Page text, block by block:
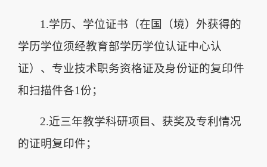
1.学历、学位证书（在国（境）外获得的
学历学位须经教育部学历学位认证中心认
证）、专业技术职务资格证及身份证的复印件
和扫描件各1份；
2.近三年教学科研项目、获奖及专利情况
的证明复印件；